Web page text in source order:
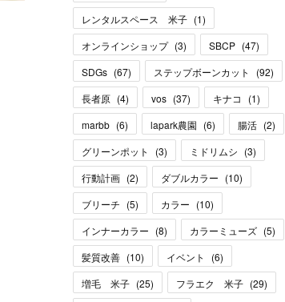
レンタルスペース 米子 (1)
オンラインショップ (3) SBCP (47)
SDGs (67) ステップボーンカット (92)
長者原 (4) vos (37) キナコ (1)
marbb (6) lapark農園 (6) 腸活 (2)
グリーンポット
(3) ミドリムシ (3)
行動計画 (2) ダブルカラー (10)
ブリーチ (5) カラー (10)
インナーカラー (8) カラーミューズ (5)
髪質改善 (10) イベント (6)
増毛 米子 (25) フラエク 米子 (29)